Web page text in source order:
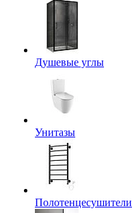
Душевые углы
Унитазы
Полотенцесушители